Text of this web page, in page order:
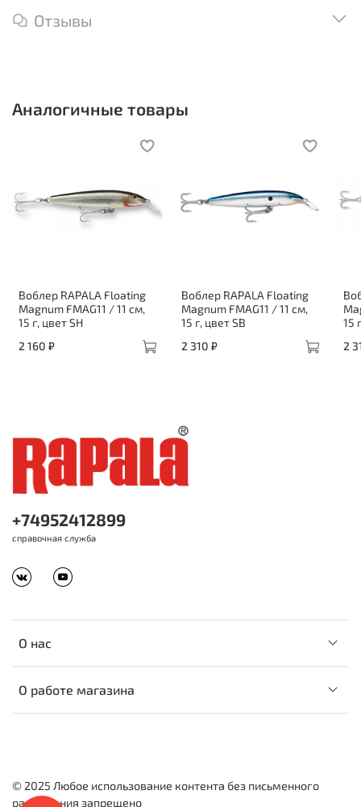
Отзывы
Аналогичные товары
Воблер RAPALA Floating
Magnum FMAG11 / 11 см,
15 г, цвет SH
2 160 ₽
Воблер RAPALA Floating
Magnum FMAG11 / 11 см,
15 г, цвет SB
2 310 ₽
15
2
О нас
О работе магазина
+74952412899
справочная служба
© 2025 Любое использование контента без письменного
разрешения запрещено